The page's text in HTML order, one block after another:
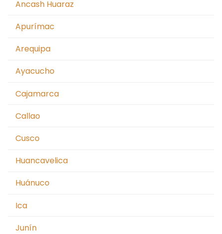
Ancash Huaraz
Apurímac
Arequipa
Ayacucho
Cajamarca
Callao
Cusco
Huancavelica
Huánuco
Ica
Junín